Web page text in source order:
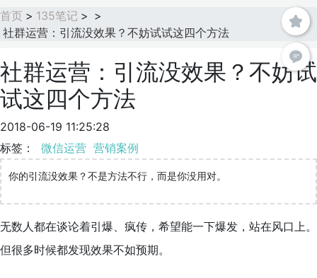
首页 > 135笔记 > >
社群运营：引流没效果？不妨试试这四个方法
社群运营：引流没效果？不妨试
试这四个方法
2018-06-19 11:25:28
标签： 微信运营 营销案例
你的引流没效果？不是方法不行，而是你没用对。
无数人都在谈论着引爆、疯传，希望能一下爆发，站在风口上。
但很多时候都发现效果不如预期。